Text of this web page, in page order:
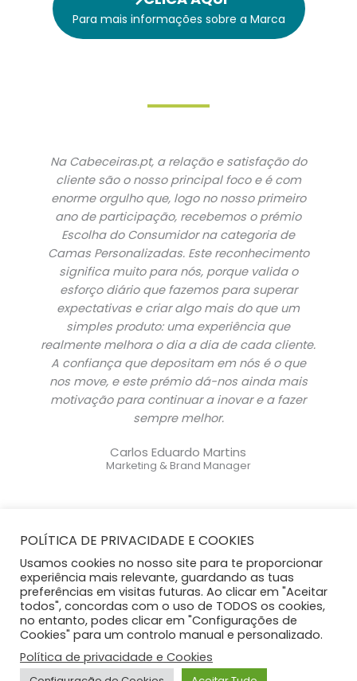
Para mais informações sobre a Marca
Na Cabeceiras.pt, a relação e satisfação do
cliente são o nosso principal foco e é com
enorme orgulho que, logo no nosso primeiro
ano de participação, recebemos o prémio
Escolha do Consumidor na categoria de
Camas Personalizadas. Este reconhecimento
significa muito para nós, porque valida o
esforço diário que fazemos para superar
expectativas e criar algo mais do que um
simples produto: uma experiência que
realmente melhora o dia a dia de cada cliente.
A confiança que depositam em nós é o que
nos move, e este prémio dá-nos ainda mais
motivação para continuar a inovar e a fazer
sempre melhor.
Carlos Eduardo Martins
Marketing & Brand Manager
ConsumerChoice 2026 © Todos os direitos reservados |
Política de Privacidade e Cookies|Contactos
POLÍTICA DE PRIVACIDADE E COOKIES
Usamos cookies no nosso site para te proporcionar
experiência mais relevante, guardando as tuas
preferências em visitas futuras. Ao clicar em "Aceitar
todos", concordas com o uso de TODOS os cookies,
no entanto, podes clicar em "Configurações de
Cookies" para um controlo manual e personalizado.
Política de privacidade e Cookies